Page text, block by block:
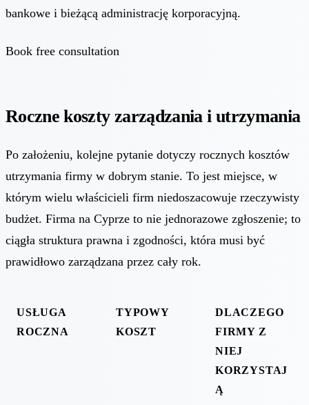
bankowe i bieżącą administrację korporacyjną.
Book free consultation
Roczne koszty zarządzania i utrzymania
Po założeniu, kolejne pytanie dotyczy rocznych kosztów
utrzymania firmy w dobrym stanie. To jest miejsce, w
którym wielu właścicieli firm niedoszacowuje rzeczywisty
budżet. Firma na Cyprze to nie jednorazowe zgłoszenie; to
ciągła struktura prawna i zgodności, która musi być
prawidłowo zarządzana przez cały rok.
USŁUGA
ROCZNA
TYPOWY
KOSZT
DLACZEGO
FIRMY Z
NIEJ
KORZYSTAJ
Ą